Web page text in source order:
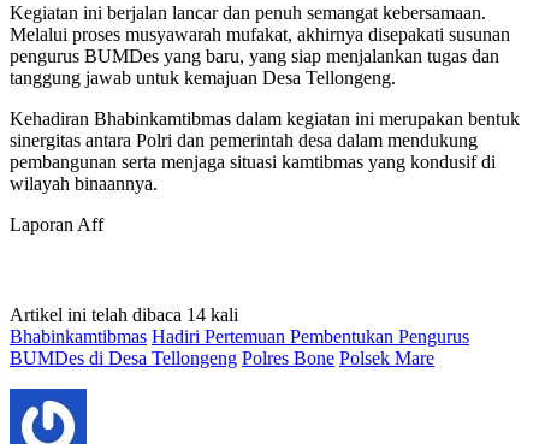
Kegiatan ini berjalan lancar dan penuh semangat kebersamaan.
Melalui proses musyawarah mufakat, akhirnya disepakati susunan
pengurus BUMDes yang baru, yang siap menjalankan tugas dan
tanggung jawab untuk kemajuan Desa Tellongeng.
Kehadiran Bhabinkamtibmas dalam kegiatan ini merupakan bentuk
sinergitas antara Polri dan pemerintah desa dalam mendukung
pembangunan serta menjaga situasi kamtibmas yang kondusif di
wilayah binaannya.
Laporan Aff
Artikel ini telah dibaca 14 kali
Bhabinkamtibmas Hadiri Pertemuan Pembentukan Pengurus
BUMDes di Desa Tellongeng Polres Bone Polsek Mare